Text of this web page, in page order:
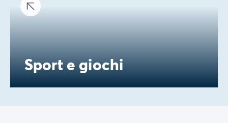
Sport e giochi